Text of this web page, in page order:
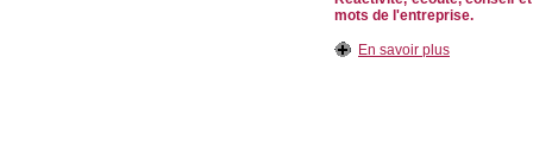
mots de l'entreprise.
En savoir plus